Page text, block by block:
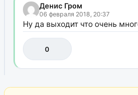
Денис Гром
06 февраля 2018, 20:37
Ну да выходит что очень
0